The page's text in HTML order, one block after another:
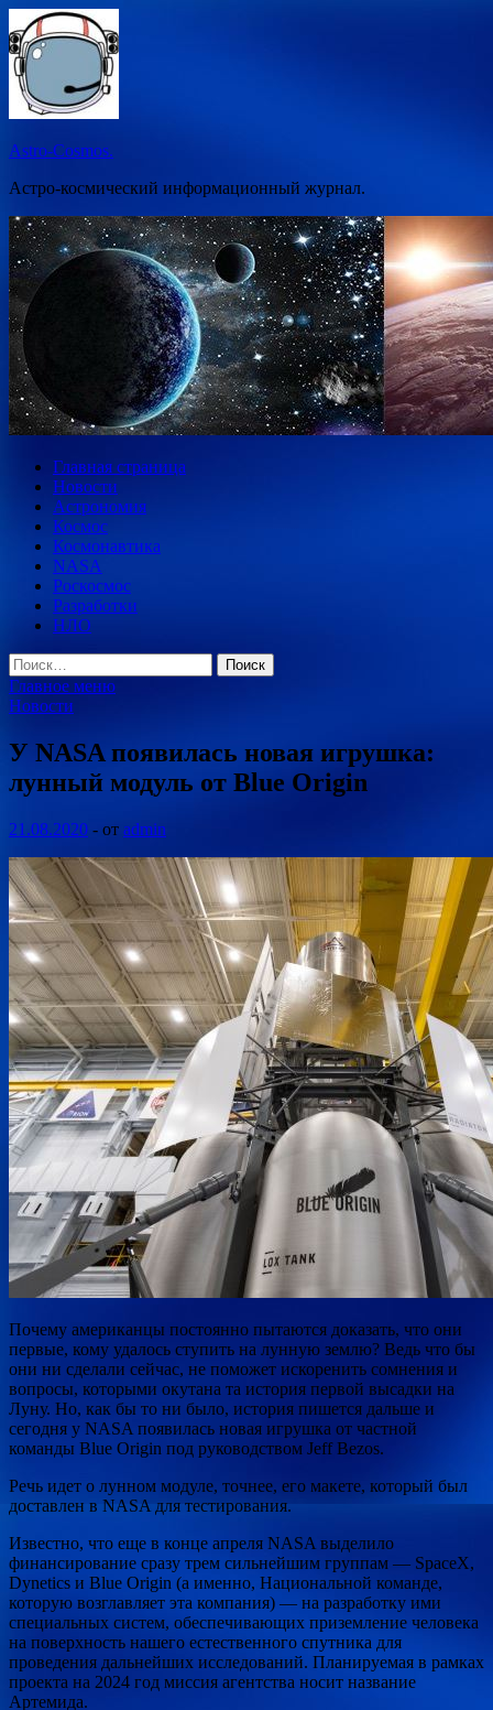
Перейти
к
содержимому
Astro-Cosmos.
Астро-космический информационный журнал.
Главная страница
Новости
Астрономия
Космос
Космонавтика
NASA
Роскосмос
Разработки
НЛО
Найти:
Главное меню
Новости
У NASA появилась новая игрушка:
лунный модуль от Blue Origin
21.08.2020 - от admin
Почему американцы постоянно пытаются доказать, что они
первые, кому удалось ступить на лунную землю? Ведь что бы
они ни сделали сейчас, не поможет искоренить сомнения и
вопросы, которыми окутана та история первой высадки на
Луну. Но, как бы то ни было, история пишется дальше и
сегодня у NASA появилась новая игрушка от частной
команды Blue Origin под руководством Jeff Bezos.
Речь идет о лунном модуле, точнее, его макете, который был
доставлен в NASA для тестирования.
Известно, что еще в конце апреля NASA выделило
финансирование сразу трем сильнейшим группам — SpaceX,
Dynetics и Blue Origin (а именно, Национальной команде,
которую возглавляет эта компания) — на разработку ими
специальных систем, обеспечивающих приземление человека
на поверхность нашего естественного спутника для
проведения дальнейших исследований. Планируемая в рамках
проекта на 2024 год миссия агентства носит название
Артемида.